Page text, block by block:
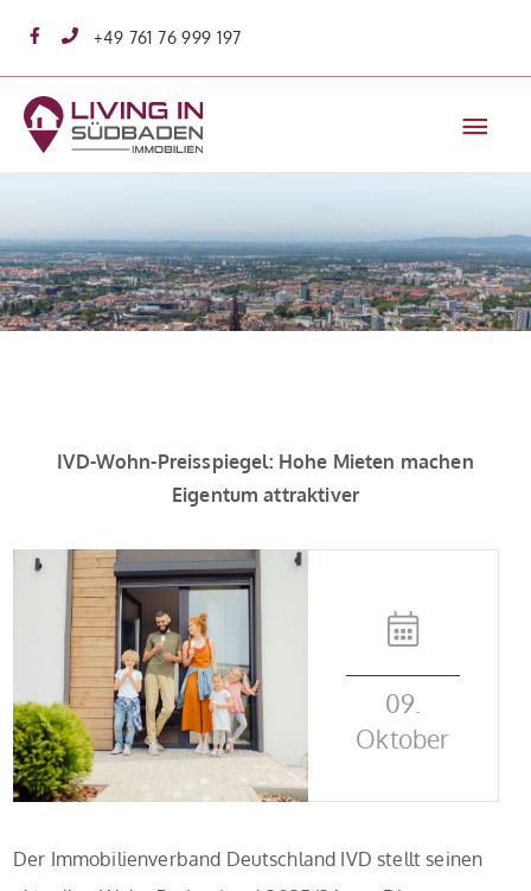
+49 761 76 999 197
IVD-Wohn-Preisspiegel: Hohe Mieten machen
Eigentum attraktiver
09.
Oktober
Der Immobilienverband Deutschland IVD stellt seinen